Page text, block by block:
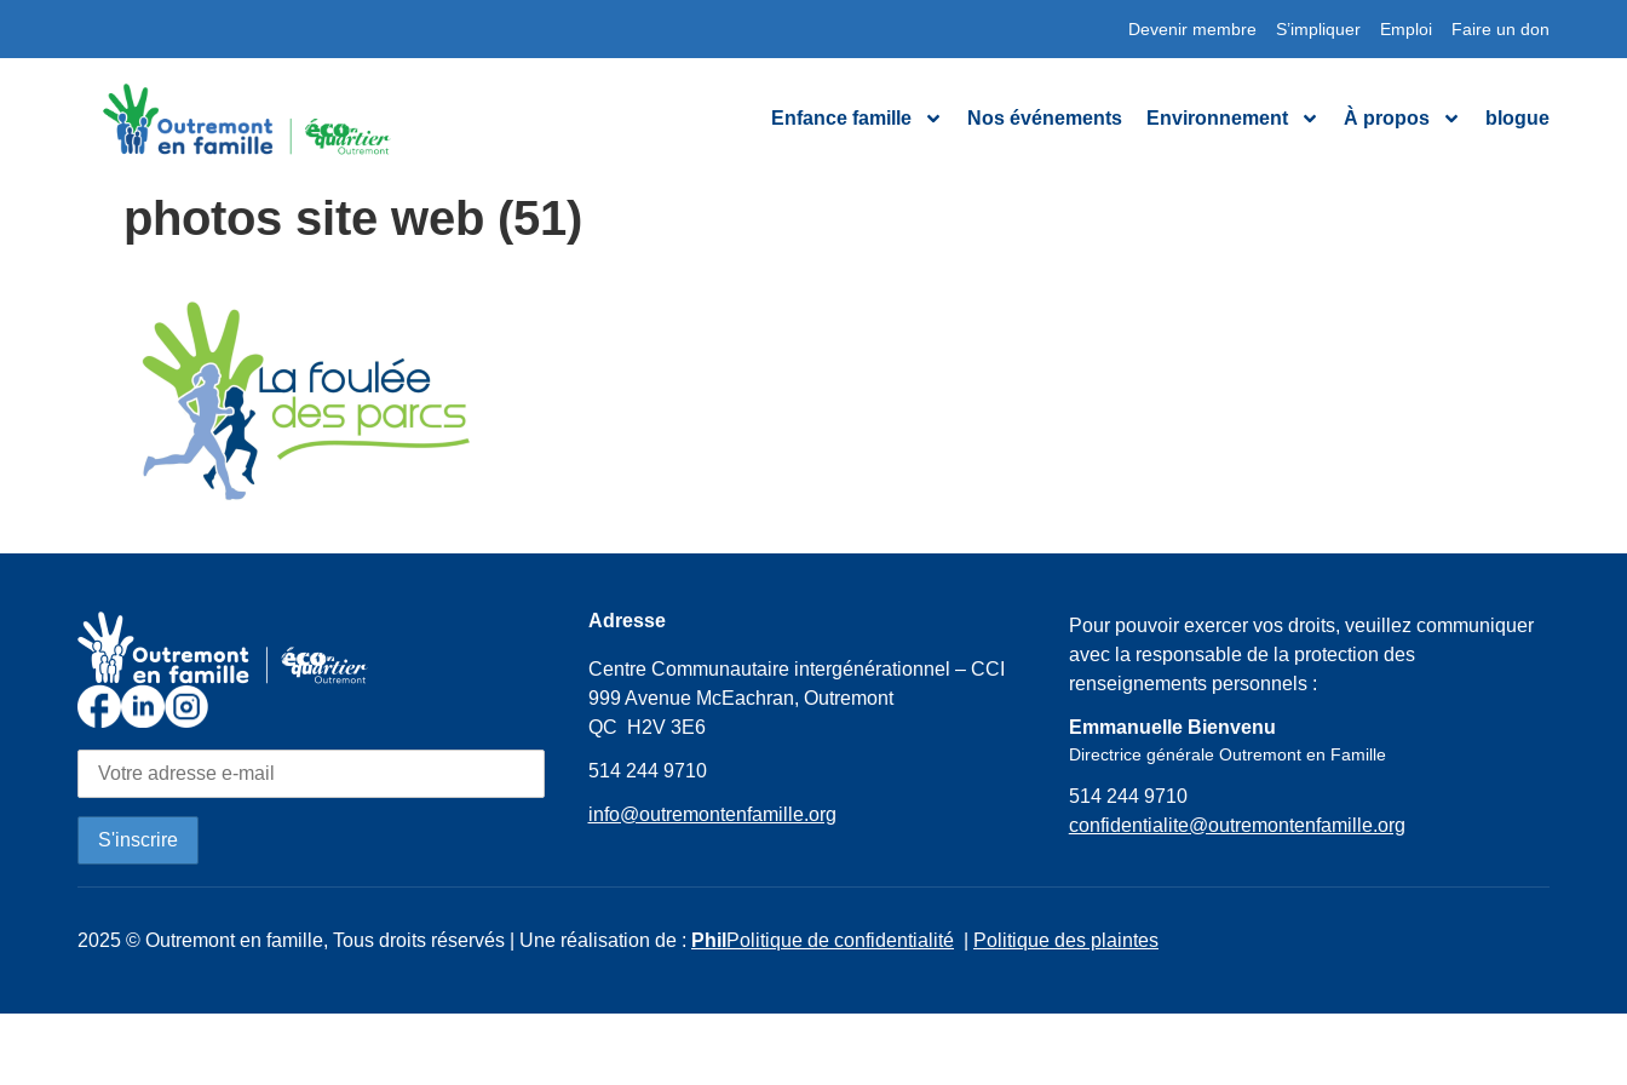
Devenir membre S’impliquer Emploi Faire un don
Enfance famille Nos événements Environnement À propos blogue
photos site web (51)
Adresse
Centre Communautaire intergénérationnel – CCI
999 Avenue McEachran, Outremont
QC H2V 3E6
514 244 9710
info@outremontenfamille.org
Pour pouvoir exercer vos droits, veuillez communiquer
avec la responsable de la protection des
renseignements personnels :
Emmanuelle Bienvenu
Directrice générale Outremont en Famille
514 244 9710
confidentialite@outremontenfamille.org
2025 © Outremont en famille, Tous droits réservés | Une réalisation de : Phil Politique de confidentialité Politique des plaintes